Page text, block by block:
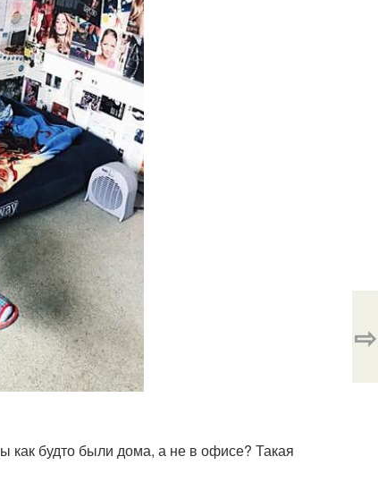
как будто были дома, а не в офисе? Такая
⇨